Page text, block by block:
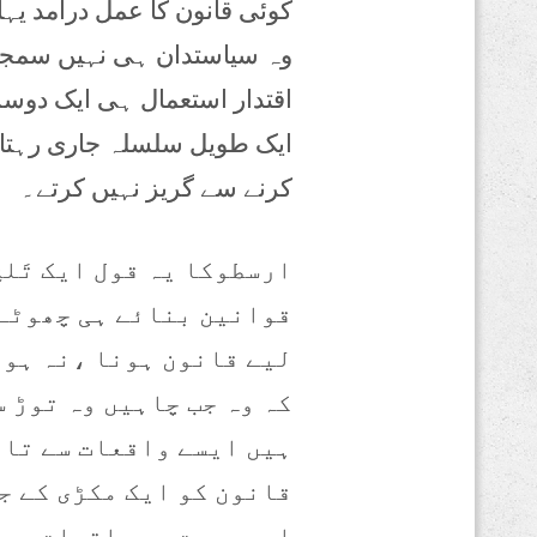
کوئی قانون کا عمل درآمد
وہ سیاستدان ہی نہیں
اقتدار استعمال ہی ایک
ایک طویل سلسلہ جاری
کرنے سے گریز نہیں کرتے۔
ارسطوکا یہ قول ایک
قوانین بنائے ہی
لیے قانون ہونا ،نہ
کہ وہ جب چاہیں وہ
ہیں ایسے واقعات سے
قانون کو ایک مکڑی کے